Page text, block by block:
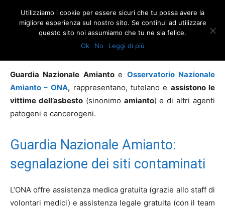
Guardia Nazionale Amianto ONA
Guardia Nazionale Amianto ONA
Guardia Nazionale Amiantoe Osservatorio Nazionale
Amianto – ONA, rappresentano, tutelano e assistono le
vittime dell’asbesto(sinonimo amianto) e di altri agenti
patogeni e cancerogeni.
Guardia Nazionale Amianto:
segnalazione dei siti contaminati
L’ONA offre assistenza medica gratuita (grazie allo staff di
volontari medici) e assistenza legale gratuita (con il team
Utilizziamo i cookie per essere sicuri che tu possa avere la
migliore esperienza sul nostro sito. Se continui ad utilizzare
questo sito noi assumiamo che tu ne sia felice.
Ok
No Leggi di più